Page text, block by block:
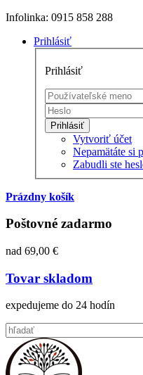
Infolinka: 0915 858 288
Prihlásiť
Prihlásiť
Prihlásiť
Vytvoriť účet
Nepamätáte si
Zabudli ste
Prázdny košík
Poštovné zadarmo
nad 69,00 €
Tovar skladom
expedujeme do 24 hodín